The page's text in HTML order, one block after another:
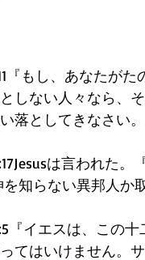
『もし、あなたが
しない人々なら、
落としてきなさい。
は言われた
知らない異邦人か
『イエスは、この
てはいけません。